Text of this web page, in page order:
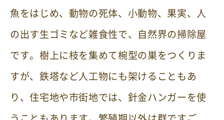
魚をはじめ、動物の死体、小動物、果実、人
の出す生ゴミなど雑食性で、自然界の掃除屋
です。樹上に枝を集めて椀型の巣をつくりま
すが、鉄塔など人工物にも架けることもあ
り、住宅地や市街地では、針金ハンガーを使